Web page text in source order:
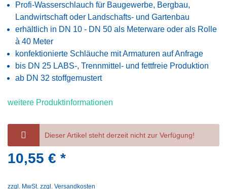
Profi-Wasserschlauch für Baugewerbe, Bergbau,
Landwirtschaft oder Landschafts- und Gartenbau
erhältlich in DN 10 - DN 50 als Meterware oder als Rolle
à 40 Meter
konfektionierte Schläuche mit Armaturen auf Anfrage
bis DN 25 LABS-, Trennmittel- und fettfreie Produktion
ab DN 32 stoffgemustert
weitere Produktinformationen
Dieser Artikel steht derzeit nicht zur Verfügung!
10,55 € *
zzgl. MwSt. zzgl. Versandkosten